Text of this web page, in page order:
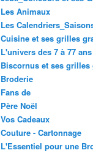
Les Animaux
Les
Cuisine et ses grilles
L'univers des 7 à 77 ans
Biscornus et ses grilles
Broderie
Fans de
Père Noël
Vos Cadeaux
Couture - Cartonnage
L'Essentiel pour une